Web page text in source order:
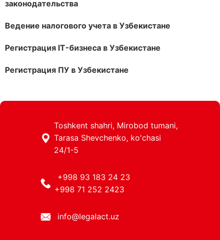
законодательства
Ведение налогового учета в Узбекистане
Регистрация IT-бизнеса в Узбекистане
Регистрация ПУ в Узбекистане
Toshkent shahri, Mirobod tumani,
Tarasa Shevchenko, ko'chasi
24/1-5
+998 93 183 24 23
+998 71 252 2423
info@legalact.uz